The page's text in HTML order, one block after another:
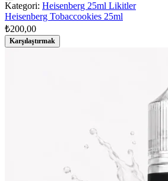
Kategori: Heisenberg 25ml Likitler
Heisenberg Tobaccookies 25ml
₺200,00
Karşılaştırmak